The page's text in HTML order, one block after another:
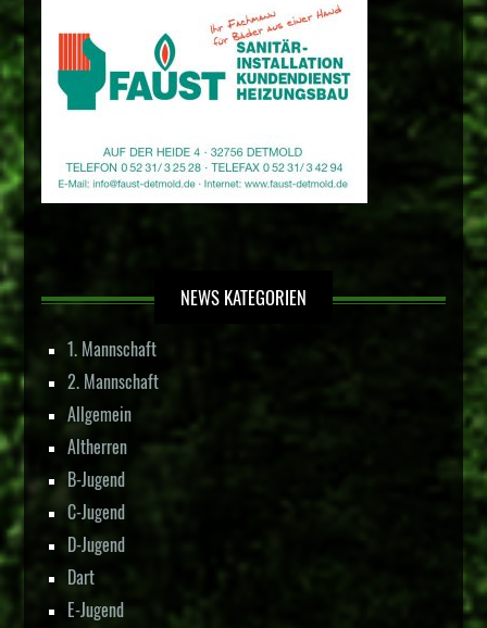
NEWS KATEGORIEN
1. Mannschaft
2. Mannschaft
Allgemein
Altherren
B-Jugend
C-Jugend
D-Jugend
Dart
E-Jugend